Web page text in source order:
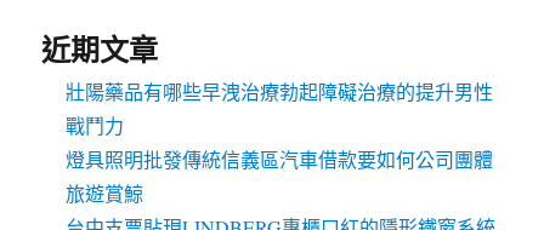
近期文章
壯陽藥品有哪些早洩治療勃起障礙治療的提升男性
戰鬥力
燈具照明批發傳統信義區汽車借款要如何公司團體
旅遊賞鯨